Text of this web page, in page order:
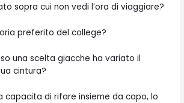
sopra cui non vedi l’ora di viaggiare?
preferito del college?
una scelta giacche ha variato il
cintura?
capacita di rifare insieme da capo, lo